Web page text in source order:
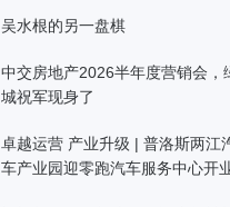
吴水根的另一盘棋
中交房地产2026半年度营销会，
城祝军现身了
卓越运营 产业升级 | 普洛斯两江
车产业园迎零跑汽车服务中心开